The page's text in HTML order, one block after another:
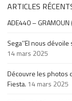
ARTICLES
ADE440 –
Sega’’El nous
14 mars 2025
Découvre les photos
Fiesta. 14 mars 2025